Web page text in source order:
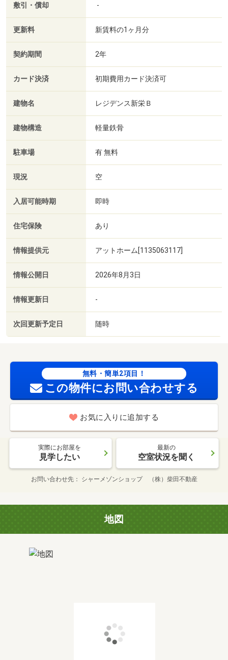
敷引・償却 -
更新料 新賃料の1ヶ月分
契約期間 2年
カード決済 初期費用カード決済可
建物名 レジデンス新栄Ｂ
建物構造 軽量鉄骨
駐車場 有 無料
現況 空
入居可能時期 即時
住宅保険 あり
情報提供元 アットホーム[1135063117]
情報公開日 2026年8月3日
情報更新日 -
次回更新予定日 随時
無料・簡単2項目！
この物件にお問い合わせする
お気に入りに追加する
実際にお部屋を
見学したい
最新の
空室状況を聞く
お問い合わせ先 シャーメゾンショップ （株）柴田不動産
地図